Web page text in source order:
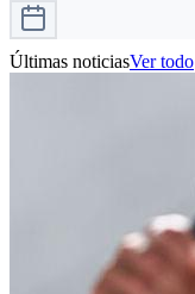
Últimas noticiasVer todo